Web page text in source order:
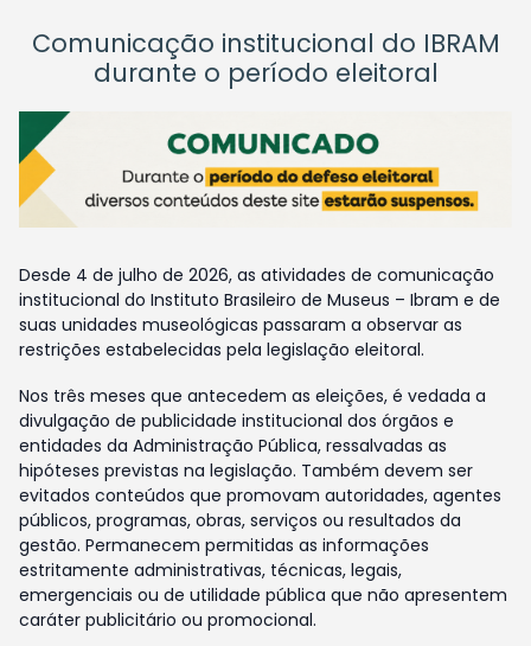
Comunicação institucional do IBRAM
durante o período eleitoral
Desde 4 de julho de 2026, as atividades de comunicação
institucional do Instituto Brasileiro de Museus – Ibram e de
suas unidades museológicas passaram a observar as
restrições estabelecidas pela legislação eleitoral.
Nos três meses que antecedem as eleições, é vedada a
divulgação de publicidade institucional dos órgãos e
entidades da Administração Pública, ressalvadas as
hipóteses previstas na legislação. Também devem ser
evitados conteúdos que promovam autoridades, agentes
públicos, programas, obras, serviços ou resultados da
gestão. Permanecem permitidas as informações
estritamente administrativas, técnicas, legais,
emergenciais ou de utilidade pública que não apresentem
caráter publicitário ou promocional.